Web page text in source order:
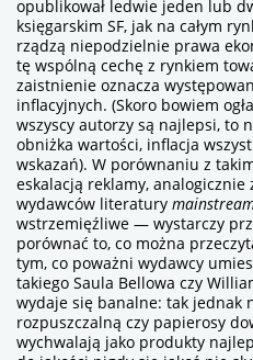
opublikował ledwie jeden lub
księgarskim SF, jak na całym
rządzą niepodzielnie prawa
tę wspólną cechę z rynkiem
zaistnienie oznacza
inflacyjnych. (Skoro bowiem
wszyscy autorzy są najlepsi, to
obniżka wartości, inflacja
wskazań). W porównaniu z
eskalacją reklamy,
wydawców literatury
wstrzemięźliwe — wystarczy
porównać to, co można
tym, co poważni wydawcy
takiego Saula Bellowa czy
wydaje się banalne: tak jednak
rozpuszczalną czy papierosy
wychwalają jako produkty